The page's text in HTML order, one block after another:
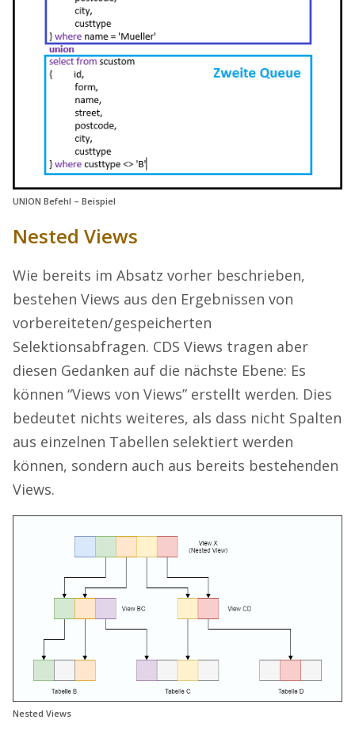
UNION Befehl – Beispiel
Nested Views
Wie bereits im Absatz vorher beschrieben,
bestehen Views aus den Ergebnissen von
vorbereiteten/gespeicherten
Selektionsabfragen. CDS Views tragen aber
diesen Gedanken auf die nächste Ebene: Es
können “Views von Views” erstellt werden. Dies
bedeutet nichts weiteres, als dass nicht Spalten
aus einzelnen Tabellen selektiert werden
können, sondern auch aus bereits bestehenden
Views.
Nested Views